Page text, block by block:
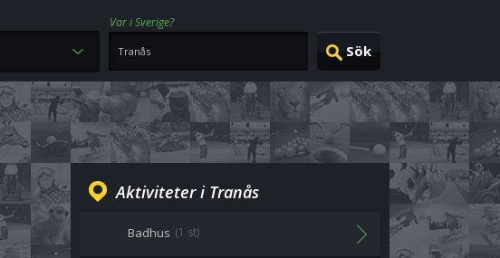
Var i Sverige?
Aktiviteter i Tranås
Badhus (1 st)